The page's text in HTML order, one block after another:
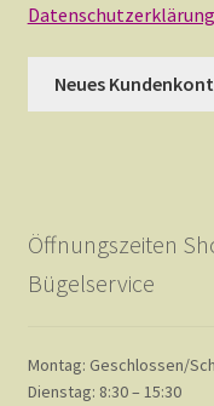
Bügelservice
Datenschutzerklärung
Neues
Öffnungszeiten
Bügelservice
Montag: Geschlossen/
Dienstag: 8:30 – 15:30